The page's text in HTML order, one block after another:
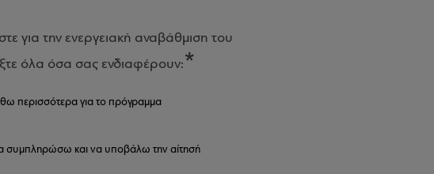
για την ενεργειακή αναβάθμιση του
όλα όσα σας ενδιαφέρουν:
περισσότερα για το πρόγραμμα
συμπληρώσω και να υποβάλω την αίτησή